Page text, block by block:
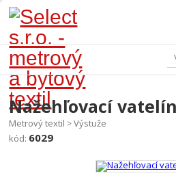
Nažehľovací
Metrový textil >Výstuže
kód: 6029